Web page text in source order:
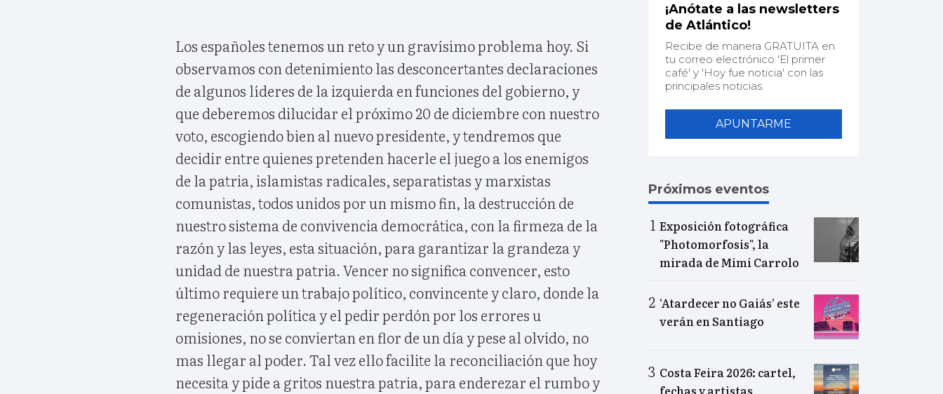
Los españoles tenemos un reto y un gravísimo problema hoy. Si
observamos con detenimiento las desconcertantes declaraciones
de algunos líderes de la izquierda en funciones del gobierno, y
que deberemos dilucidar el próximo 20 de diciembre con nuestro
voto, escogiendo bien al nuevo presidente, y tendremos que
decidir entre quienes pretenden hacerle el juego a los enemigos
de la patria, islamistas radicales, separatistas y marxistas
comunistas, todos unidos por un mismo fin, la destrucción de
nuestro sistema de convivencia democrática, con la firmeza de la
razón y las leyes, esta situación, para garantizar la grandeza y
unidad de nuestra patria. Vencer no significa convencer, esto
último requiere un trabajo político, convincente y claro, donde la
regeneración política y el pedir perdón por los errores u
omisiones, no se conviertan en flor de un día y pese al olvido, no
mas llegar al poder. Tal vez ello facilite la reconciliación que hoy
necesita y pide a gritos nuestra patria, para enderezar el rumbo y
¡Anótate a las newsletters
de Atlántico!
Recibe de manera GRATUITA en
tu correo electrónico 'El primer
café' y 'Hoy fue noticia' con las
principales noticias.
APUNTARME
Próximos eventos
Exposición fotográfica
"Photomorfosis", la
mirada de Mimi Carrolo
‘Atardecer no Gaiás’ este
verán en Santiago
Costa Feira 2026: cartel,
fechas y artistas